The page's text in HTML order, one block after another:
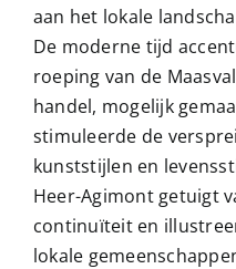
aan het lokale
De moderne tijd
roeping van de
handel, mogelijk
stimuleerde de
kunststijlen en
Heer-Agimont getuigt
continuïteit en
lokale